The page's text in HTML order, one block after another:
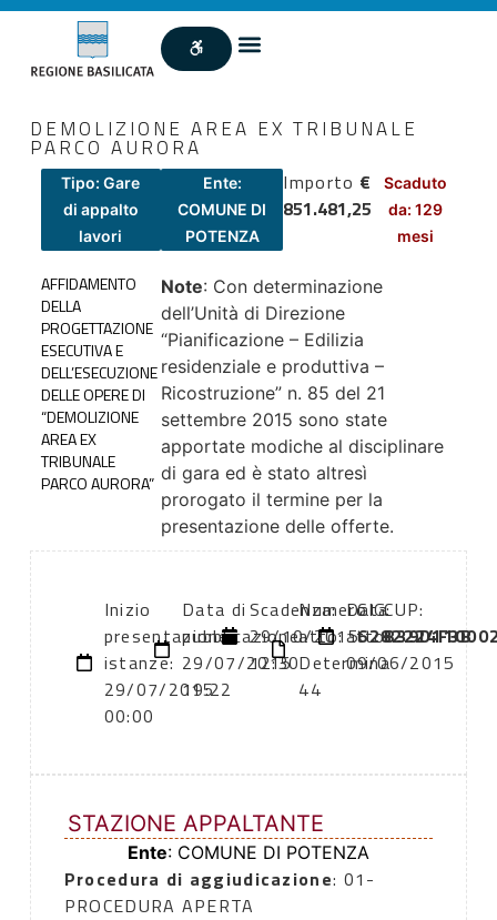
DEMOLIZIONE AREA EX TRIBUNALE
PARCO AURORA
Tipo: Gare
di appalto
lavori
Ente:
COMUNE DI
POTENZA
Importo €
851.481,25
Scaduto
da: 129
mesi
AFFIDAMENTO
DELLA
PROGETTAZIONE
ESECUTIVA E
DELL’ESECUZIONE
DELLE OPERE DI
“DEMOLIZIONE
AREA EX
TRIBUNALE
PARCO AURORA”
Note: Con determinazione
dell’Unità di Direzione
“Pianificazione – Edilizia
residenziale e produttiva –
Ricostruzione” n. 85 del 21
settembre 2015 sono state
apportate modiche al disciplinare
di gara ed è stato altresì
prorogato il termine per la
presentazione delle offerte.
Inizio
presentazione
istanze:
29/07/2015
00:00
Data di
pubblicazione:
29/07/2015
19:22
Scadenza:
29/10/2015
12:30
Numero
atto:
Determina
44
Data
atto:
09/06/2015
CIG:
6282224F3B
CUP:
STAZIONE APPALTANTE
Ente: COMUNE DI POTENZA
Procedura di aggiudicazione: 01-
PROCEDURA APERTA